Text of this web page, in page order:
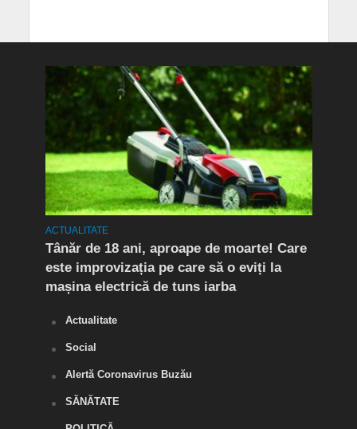
ACTUALITATE
Tânăr de 18 ani, aproape de moarte! Care
este improvizația pe care să o eviți la
mașina electrică de tuns iarba
Actualitate
Social
Alertă Coronavirus Buzău
SĂNĂTATE